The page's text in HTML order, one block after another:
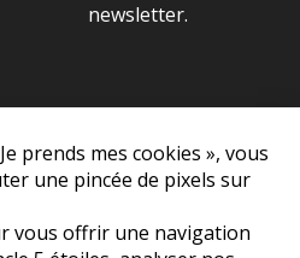
prends mes cookies », vous
une pincée de pixels sur
vous offrir une navigation
newsletter.
|